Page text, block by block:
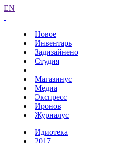
EN
Новое
Инвентарь
Задизайнено
Студия
Магазинус
Медиа
Экспресс
Иронов
Журналус
Идиотека
2017